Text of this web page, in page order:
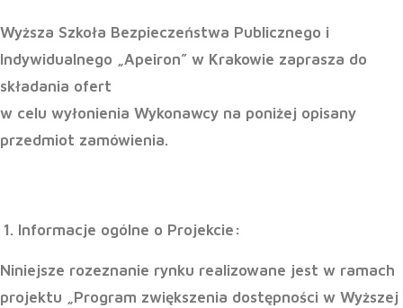
Wyższa Szkoła Bezpieczeństwa Publicznego i
Indywidualnego „Apeiron” w Krakowie zaprasza do
składania ofert
w celu wyłonienia Wykonawcy na poniżej opisany
przedmiot zamówienia.
Informacje ogólne o Projekcie:
Niniejsze rozeznanie rynku realizowane jest w ramach
projektu „Program zwiększenia dostępności w Wyższej